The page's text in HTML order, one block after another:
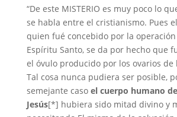
“De este MISTERIO es muy poco lo
se habla entre el cristianismo. Pues
quien fué concebido por la
Espíritu Santo, se da por hecho que
el óvulo producido por los ovarios de
Tal cosa nunca pudiera ser posible,
semejante caso el cuerpo humano
Jesús[*] hubiera sido mitad divino y